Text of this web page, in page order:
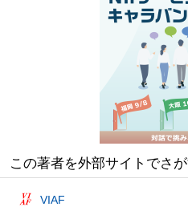
この著者を外部サイトでさ
VIAF